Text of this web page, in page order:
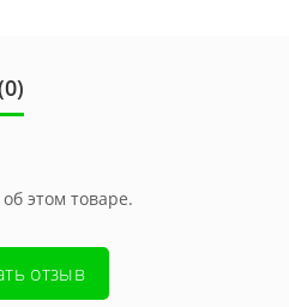
этом товаре.
отзыв